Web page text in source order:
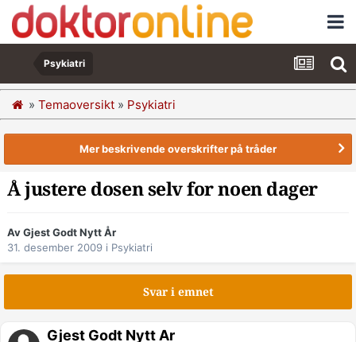
Psykiatri
» Temaoversikt » Psykiatri
Mer beskrivende overskrifter på tråder
Å justere dosen selv for noen dager
Av Gjest Godt Nytt År
31. desember 2009 i Psykiatri
Svar i emnet
Gjest Godt Nytt År